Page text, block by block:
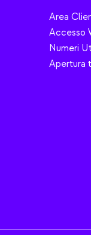
Area
Accesso
Numeri
Apertura